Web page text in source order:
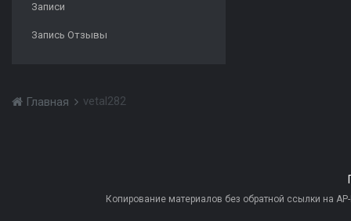
Записи
Запись Отзывы
Главная vetal282
Копирование материалов без обратной ссылки на